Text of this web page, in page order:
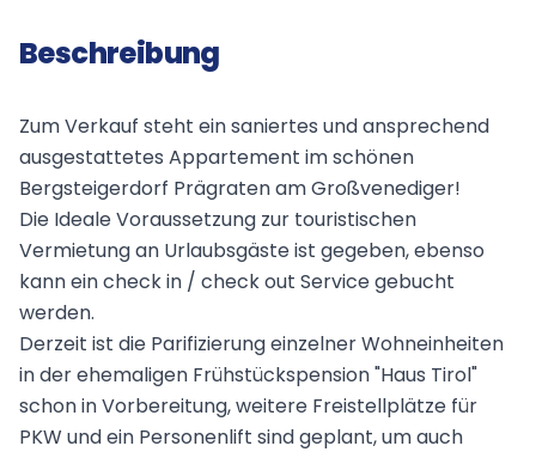
Beschreibung
Zum Verkauf steht ein saniertes und ansprechend
ausgestattetes Appartement im schönen
Bergsteigerdorf Prägraten am Großvenediger!
Die Ideale Voraussetzung zur touristischen
Vermietung an Urlaubsgäste ist gegeben, ebenso
kann ein check in / check out Service gebucht
werden.
Derzeit ist die Parifizierung einzelner Wohneinheiten
in der ehemaligen Frühstückspension "Haus Tirol"
schon in Vorbereitung, weitere Freistellplätze für
PKW und ein Personenlift sind geplant, um auch